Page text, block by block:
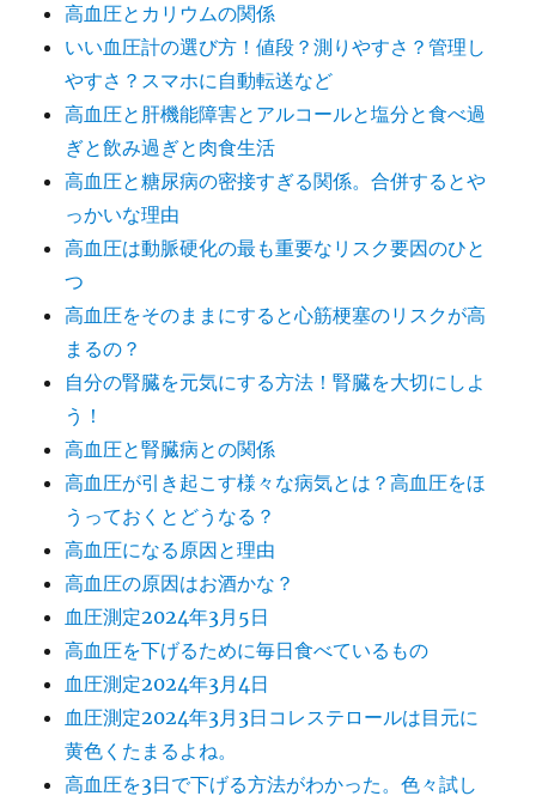
高血圧とカリウムの関係
いい血圧計の選び方！値段？測りやすさ？管理し
やすさ？スマホに自動転送など
高血圧と肝機能障害とアルコールと塩分と食べ過
ぎと飲み過ぎと肉食生活
高血圧と糖尿病の密接すぎる関係。合併するとや
っかいな理由
高血圧は動脈硬化の最も重要なリスク要因のひと
つ
高血圧をそのままにすると心筋梗塞のリスクが高
まるの？
自分の腎臓を元気にする方法！腎臓を大切にしよ
う！
高血圧と腎臓病との関係
高血圧が引き起こす様々な病気とは？高血圧をほ
うっておくとどうなる？
高血圧になる原因と理由
高血圧の原因はお酒かな？
血圧測定2024年3月5日
高血圧を下げるために毎日食べているもの
血圧測定2024年3月4日
血圧測定2024年3月3日コレステロールは目元に
黄色くたまるよね。
高血圧を3日で下げる方法がわかった。色々試し